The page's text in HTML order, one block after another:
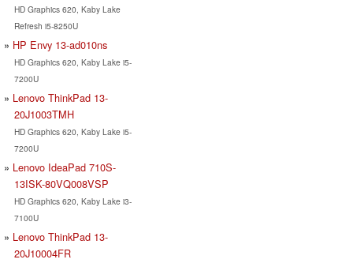
HD Graphics 620, Kaby Lake
Refresh i5-8250U
HP Envy 13-ad010ns
HD Graphics 620, Kaby Lake i5-
7200U
Lenovo ThinkPad 13-
20J1003TMH
HD Graphics 620, Kaby Lake i5-
7200U
Lenovo IdeaPad 710S-
13ISK-80VQ008VSP
HD Graphics 620, Kaby Lake i3-
7100U
Lenovo ThinkPad 13-
20J10004FR